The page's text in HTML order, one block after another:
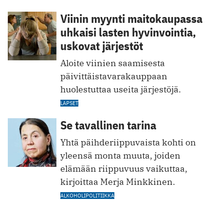
Viinin myynti maitokaupassa
uhkaisi lasten hyvinvointia,
uskovat järjestöt
Aloite viinien saamisesta
päivittäistavarakauppaan
huolestuttaa useita järjestöjä.
LAPSET
Se tavallinen tarina
Yhtä päihderiippuvaista kohti on
yleensä monta muuta, joiden
elämään riippuvuus vaikuttaa,
kirjoittaa Merja Minkkinen.
ALKOHOLIPOLITIIKKA